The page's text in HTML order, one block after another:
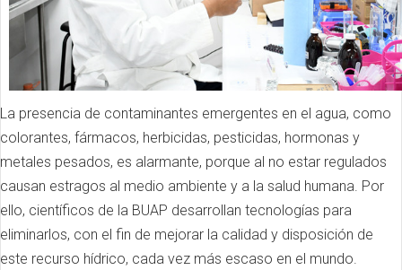
La presencia de contaminantes emergentes en el agua, como
colorantes, fármacos, herbicidas, pesticidas, hormonas y
metales pesados, es alarmante, porque al no estar regulados
causan estragos al medio ambiente y a la salud humana. Por
ello, científicos de la BUAP desarrollan tecnologías para
eliminarlos, con el fin de mejorar la calidad y disposición de
este recurso hídrico, cada vez más escaso en el mundo.